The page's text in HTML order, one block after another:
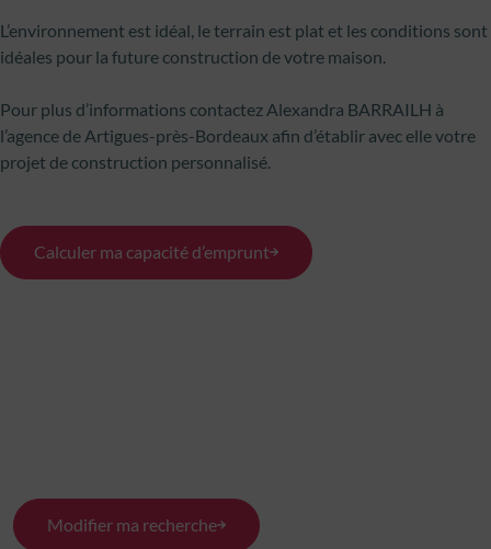
L’environnement est idéal, le terrain est plat et les conditions sont
idéales pour la future construction de votre maison.
Pour plus d’informations contactez Alexandra BARRAILH à
l’agence de Artigues-près-Bordeaux afin d’établir avec elle votre
projet de construction personnalisé.
Calculer ma capacité d’emprunt
Modifier ma recherche